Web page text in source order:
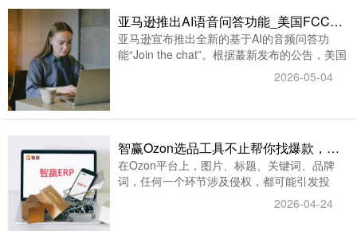
亚马逊推出AI语音问答功能_美国FCC限制路由器进口亚马逊Eero业务获18个月缓冲期
亚马逊宣布推出全新的基于AI的音频问答功
能“Join the chat”。根据蕞新发布的公告，美国
政府已对进口和销售绝大多数在美国境外生产
2026-05-04
智赢Ozon选品工具不止帮你找爆款，更帮你守住店铺安全线
在Ozon平台上，图片、标题、关键词、品牌
词，任何一个环节涉及侵权，都可能引发投
诉，而很多卖家直到收到平台警告才知道自
己“中招”了。智赢Ozon选品工具的竞品监控功
2026-04-24